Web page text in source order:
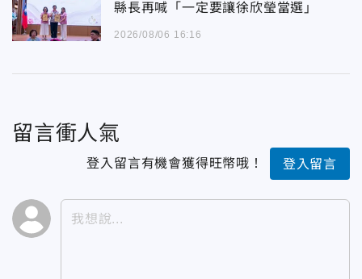
縣長再喊「一定要讓徐欣瑩當選」
2026/08/06 16:16
留言衝人氣
登入留言有機會獲得旺幣哦！ 登入留言